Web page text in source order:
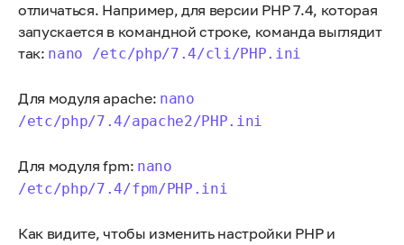
отличаться. Например, для версии PHP 7.4, которая
запускается в командной строке, команда выглядит
так: nano /etc/php/7.4/cli/PHP.ini
Для модуля apache: nano
/etc/php/7.4/apache2/PHP.ini
Для модуля fpm: nano
/etc/php/7.4/fpm/PHP.ini
Как видите, чтобы изменить настройки PHP и